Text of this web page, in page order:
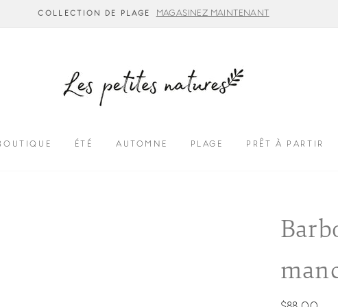
COLLECTION DE PLAGE MAGASINEZ MAINTENANT
ÉTÉ AUTOMNE PLAGE PRÊT À PARTIR